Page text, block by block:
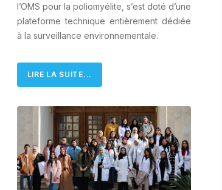
l’OMS pour la poliomyélite, s’est doté d’une
plateforme technique entièrement dédiée
à la surveillance environnementale.
LIRE LA SUITE...